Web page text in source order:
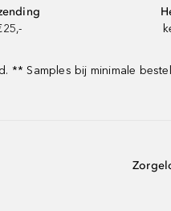
** Samples bij minimale